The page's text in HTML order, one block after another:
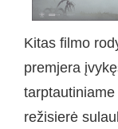
Kitas filmo
premjera
režisierė